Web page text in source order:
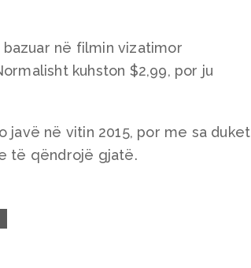
bazuar në filmin vizatimor
kuhston $2,99, por ju
javë në vitin 2015, por me sa duket
të qëndrojë gjatë.